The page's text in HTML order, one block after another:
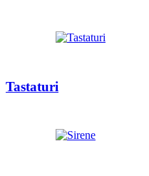
Tastaturi